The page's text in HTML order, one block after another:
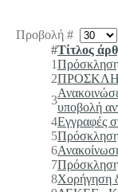
Προβολή #
#Τίτλος
1Πρόσκληση
2ΠΡΟΣΚΛΗΣΗ
3
υποβολή
4Εγγραφές
5
6
7
8Χορήγηση